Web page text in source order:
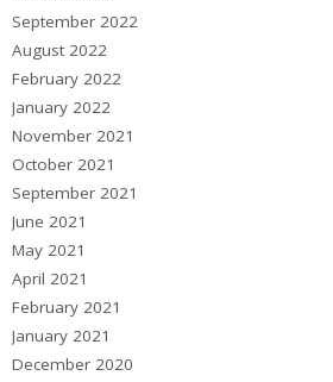
September 2022
August 2022
February 2022
January 2022
November 2021
October 2021
September 2021
June 2021
May 2021
April 2021
February 2021
January 2021
December 2020